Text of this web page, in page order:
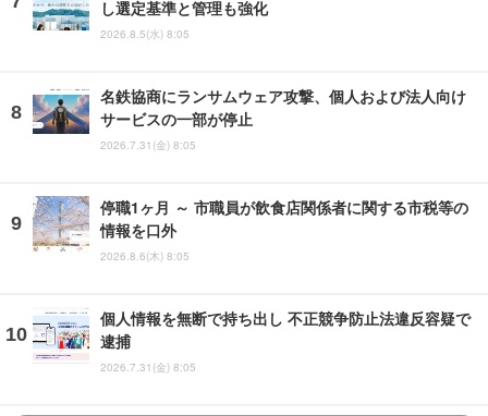
し選定基準と管理も強化
2026.8.5(水) 8:05
名鉄協商にランサムウェア攻撃、個人および法人向け
サービスの一部が停止
2026.7.31(金) 8:05
停職1ヶ月 ～ 市職員が飲食店関係者に関する市税等の
情報を口外
2026.8.6(木) 8:05
個人情報を無断で持ち出し 不正競争防止法違反容疑で
逮捕
2026.7.31(金) 8:05